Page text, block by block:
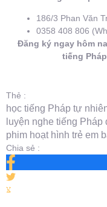
186/3 Phan Văn
0358 408 806
Đăng ký ngay hôm
tiếng
Thẻ :
học tiếng Pháp tự
luyện nghe tiếng Pháp
phim hoạt hình trẻ em
Chia sẻ :